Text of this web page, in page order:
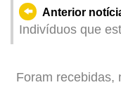
Anterior
Indivíduos que
Chongqing
partir das 15h00
Foram recebidas,